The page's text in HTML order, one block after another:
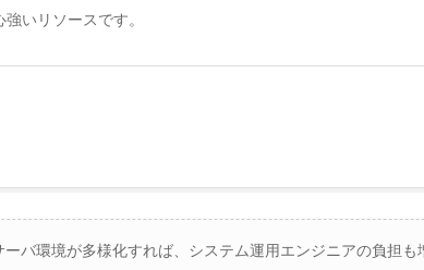
いリソースです。
バ環境が多様化すれば、システム運用エンジニアの負担